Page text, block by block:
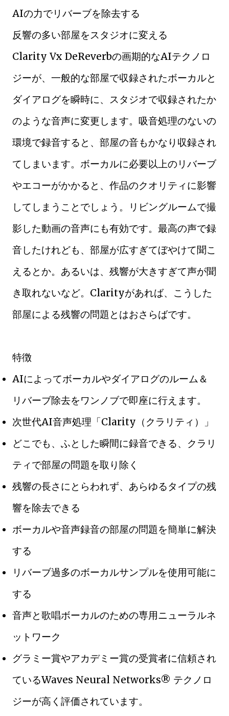
AIの力でリバーブを除去する
反響の多い部屋をスタジオに変える
Clarity Vx DeReverbの画期的なAIテクノロ
ジーが、一般的な部屋で収録されたボーカルと
ダイアログを瞬時に、スタジオで収録されたか
のような音声に変更します。吸音処理のないの
環境で録音すると、部屋の音もかなり収録され
てしまいます。ボーカルに必要以上のリバーブ
やエコーがかかると、作品のクオリティに影響
してしまうことでしょう。リビングルームで撮
影した動画の音声にも有効です。最高の声で録
音したけれども、部屋が広すぎてぼやけて聞こ
えるとか。あるいは、残響が大きすぎて声が聞
き取れないなど。Clarityがあれば、こうした
部屋による残響の問題とはおさらばです。
特徴
AIによってボーカルやダイアログのルーム＆
リバーブ除去をワンノブで即座に行えます。
次世代AI音声処理「Clarity（クラリティ）」
どこでも、ふとした瞬間に録音できる、クラリ
ティで部屋の問題を取り除く
残響の長さにとらわれず、あらゆるタイプの残
響を除去できる
ボーカルや音声録音の部屋の問題を簡単に解決
する
リバーブ過多のボーカルサンプルを使用可能に
する
音声と歌唱ボーカルのための専用ニューラルネ
ットワーク
グラミー賞やアカデミー賞の受賞者に信頼され
ているWaves Neural Networks® テクノロ
ジーが高く評価されています。